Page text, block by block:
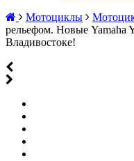
Мотоциклы
рельефом. Новые Yamaha
Владивостоке!